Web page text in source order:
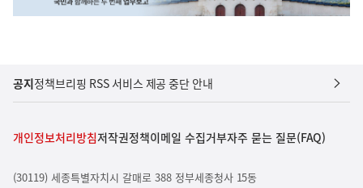
공지정책브리핑 RSS 서비스 제공 중단 안내
개인정보처리방침저작권정책이메일 수집거부자주 묻는 질문(FAQ)
(30119) 세종특별자치시 갈매로 388 정부세종청사 15동